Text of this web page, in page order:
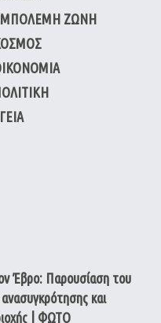
ΖΩΝΗ
Έβρο: Παρουσίαση του
και
| ΦΩΤΟ